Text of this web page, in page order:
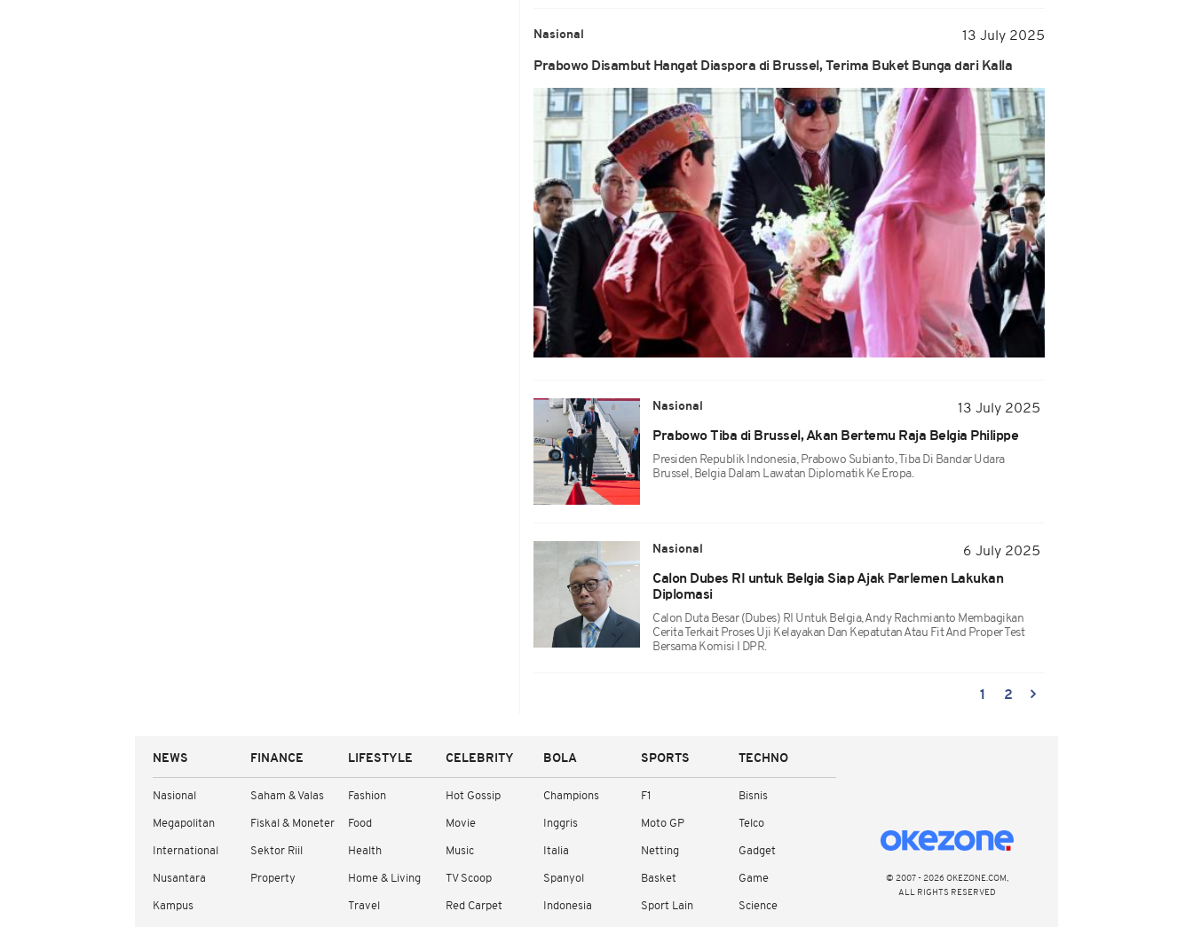
Nasional 13 July 2025
Prabowo Disambut Hangat Diaspora di Brussel, Terima Buket Bunga dari Kalla
Nasional
13 July 2025
Prabowo Tiba di Brussel, Akan Bertemu Raja Belgia Philippe
Presiden Republik Indonesia, Prabowo Subianto, Tiba Di Bandar Udara
Brussel, Belgia Dalam Lawatan Diplomatik Ke Eropa.
Nasional
6 July 2025
Calon Dubes RI untuk Belgia Siap Ajak Parlemen Lakukan
Diplomasi
Calon Duta Besar (Dubes) RI Untuk Belgia, Andy Rachmianto Membagikan
Cerita Terkait Proses Uji Kelayakan Dan Kepatutan Atau Fit And Proper Test
Bersama Komisi I DPR.
1 2
NEWS
Nasional
Megapolitan
International
Nusantara
Kampus
FINANCE
Saham & Valas
Fiskal & Moneter
Sektor Riil
Property
LIFESTYLE
Fashion
Food
Health
Home & Living
Travel
CELEBRITY
Hot Gossip
Movie
Music
TV Scoop
Red Carpet
BOLA
Champions
Inggris
Italia
Spanyol
Indonesia
SPORTS
F1
Moto GP
Netting
Basket
Sport Lain
TECHNO
Bisnis
Telco
Gadget
Game
Science
© 2007 - 2026 OKEZONE.COM,
ALL RIGHTS RESERVED